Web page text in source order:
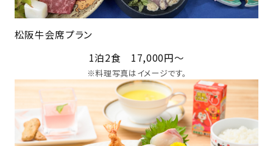
松阪牛会席プラン
1泊2食 17,000円～
※料理写真はイメージです。